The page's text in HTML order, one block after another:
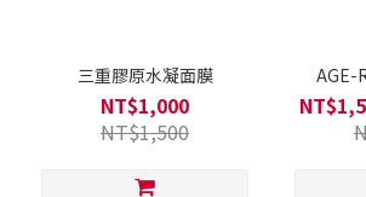
三重膠原水凝面膜
NT$1,000
NT$1,500
AGE-